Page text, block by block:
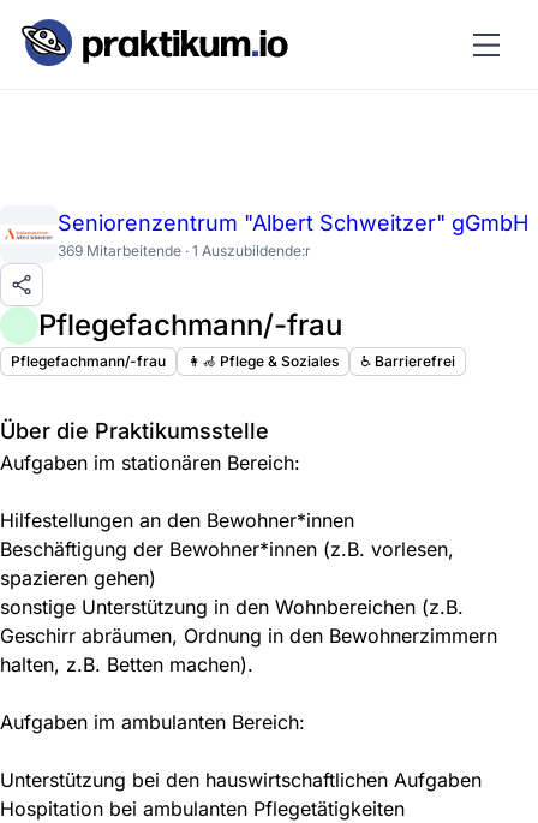
Seniorenzentrum "Albert Schweitzer" gGmbH
369 Mitarbeitende · 1 Auszubildende:r
Pflegefachmann/-frau
Pflegefachmann/-frau 👩‍🦽 Pflege & Soziales ♿️ Barrierefrei
Über die Praktikumsstelle
Aufgaben im stationären Bereich:
Hilfestellungen an den Bewohner*innen
Beschäftigung der Bewohner*innen (z.B. vorlesen,
spazieren gehen)
sonstige Unterstützung in den Wohnbereichen (z.B.
Geschirr abräumen, Ordnung in den Bewohnerzimmern
halten, z.B. Betten machen).
Aufgaben im ambulanten Bereich:
Unterstützung bei den hauswirtschaftlichen Aufgaben
Hospitation bei ambulanten Pflegetätigkeiten